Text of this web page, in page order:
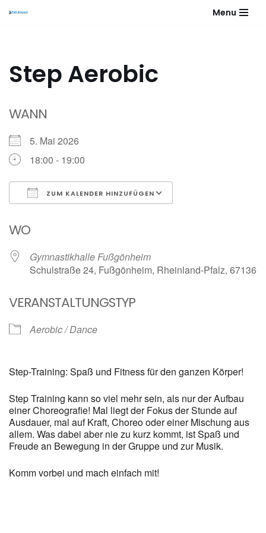
Menu
Step Aerobic
WANN
5. Mai 2026
18:00 - 19:00
ZUM KALENDER HINZUFÜGEN
WO
Gymnastikhalle Fußgönheim
Schulstraße 24, Fußgönheim, Rheinland-Pfalz, 67136
VERANSTALTUNGSTYP
Aerobic / Dance
Step-Training: Spaß und Fitness für den ganzen Körper!
Step Training kann so viel mehr sein, als nur der Aufbau
einer Choreografie! Mal liegt der Fokus der Stunde auf
Ausdauer, mal auf Kraft, Choreo oder einer Mischung aus
allem. Was dabei aber nie zu kurz kommt, ist Spaß und
Freude an Bewegung in der Gruppe und zur Musik.
Komm vorbei und mach einfach mit!